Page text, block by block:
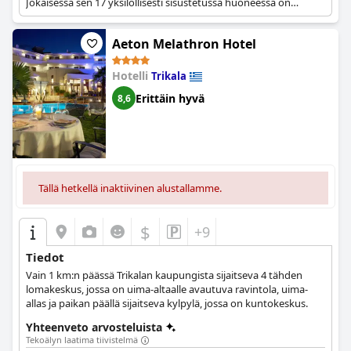
minibaari, espressokeitin ja ilmainen Wi-Fi.
Aeton Melathron Hotel
Hotelli Trikala
8,6 Erittäin hyvä
Tällä hetkellä inaktiivinen alustallamme.
$ +9
Tiedot
Vain 1 km:n päässä Trikalan kaupungista sijaitseva 4 tähden
lomakeskus, jossa on uima-altaalle avautuva ravintola, uima-
allas ja paikan päällä sijaitseva kylpylä, jossa on kuntokeskus.
Yhteenveto arvosteluista
Tekoälyn laatima tiivistelmä